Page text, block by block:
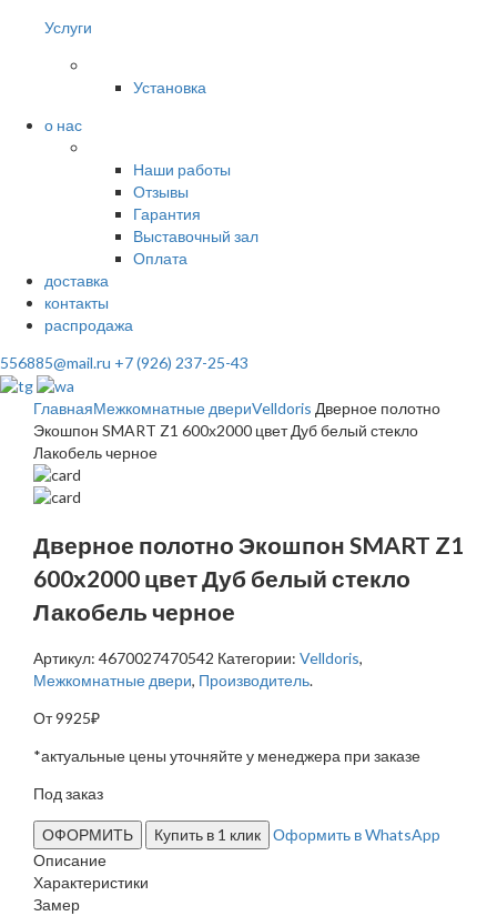
Услуги
Установка
о нас
Наши работы
Отзывы
Гарантия
Выставочный зал
Оплата
доставка
контакты
распродажа
556885@mail.ru +7 (926) 237-25-43
ГлавнаяМежкомнатные двериVelldoris Дверное полотно
Экошпон SMART Z1 600х2000 цвет Дуб белый стекло
Лакобель черное
Дверное полотно Экошпон SMART Z1
600х2000 цвет Дуб белый стекло
Лакобель черное
Артикул: 4670027470542 Категории: Velldoris,
Межкомнатные двери, Производитель.
От9925₽
*актуальные цены уточняйте у менеджера при заказе
Под заказ
ОФОРМИТЬ Купить в 1 клик
Оформить в WhatsApp
Описание
Характеристики
Замер